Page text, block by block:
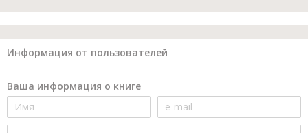
Информация от пользователей
Ваша информация о книге